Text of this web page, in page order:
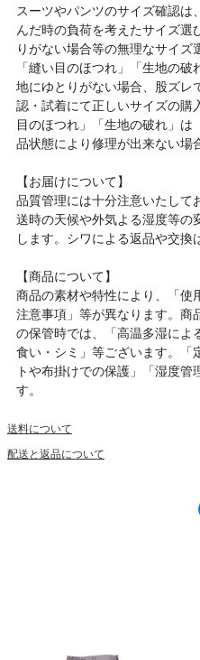
スーツやパンツのサイズ確認は
んだ時の負荷を考えたサイズ選
りがない場合等の無理なサイズ
「縫い目のほつれ」「生地の
地にゆとりがない場合、股ズレ
認・試着にて正しいサイズの購
目のほつれ」「生地の破れ」
品状態により修理が出来ない場
【お届けについて】
品質管理には十分注意いたして
送時の天候や外気よる湿度等の
します。シワによる返品や交換
【商品について】
商品の素材や特性により、「使
注意事項」等が異なります。商
の保管時では、「高温多湿によ
食い・シミ」等ございます。「
トや布掛けでの保護」「湿度
す。
送料について
配送と返品について